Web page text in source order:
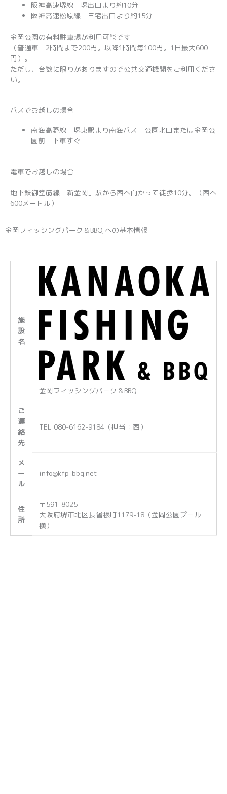
阪神高速堺線 堺出口より約10分
阪神高速松原線 三宅出口より約15分
金岡公園の有料駐車場が利用可能です
（普通車 2時間まで200円。以降1時間毎100円。1日最大600
円）。
ただし、台数に限りがありますので公共交通機関をご利用くださ
い。
バスでお越しの場合
南海高野線 堺東駅より南海バス 公園北口または金岡公
園前 下車すぐ
電車でお越しの場合
地下鉄御堂筋線「新金岡」駅から西へ向かって徒歩10分。（西へ
600メートル）
金岡フィッシングパーク＆BBQ への基本情報
施
設
名
金岡フィッシングパーク＆BBQ
ご
連
絡
先
TEL 080-6162-9184（担当：西）
メ
ー
ル
info@kfp-bbq.net
住
所​
〒591-8025
大阪府堺市北区長曾根町1179-18（金岡公園プール
横）